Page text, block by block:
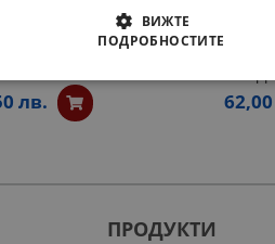
АДЕЛ ЛУКС
лв.
ПРОДУКТИ
ВИЖТЕ
ПОДРОБНОСТИТЕ